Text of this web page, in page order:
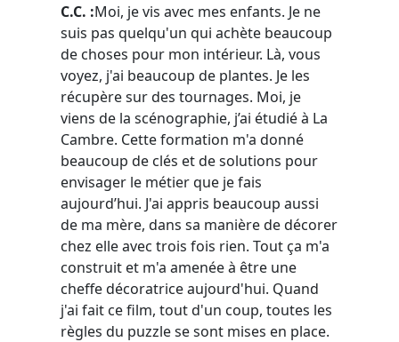
C.C. :Moi, je vis avec mes enfants. Je ne
suis pas quelqu'un qui achète beaucoup
de choses pour mon intérieur. Là, vous
voyez, j'ai beaucoup de plantes. Je les
récupère sur des tournages. Moi, je
viens de la scénographie, j’ai étudié à La
Cambre. Cette formation m'a donné
beaucoup de clés et de solutions pour
envisager le métier que je fais
aujourd’hui. J'ai appris beaucoup aussi
de ma mère, dans sa manière de décorer
chez elle avec trois fois rien. Tout ça m'a
construit et m'a amenée à être une
cheffe décoratrice aujourd'hui. Quand
j'ai fait ce film, tout d'un coup, toutes les
règles du puzzle se sont mises en place.